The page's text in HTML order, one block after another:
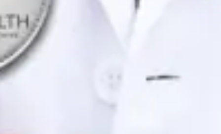
online video consultation.
PT
Consulta de Psicologia
Dra. Joana Branco Maia